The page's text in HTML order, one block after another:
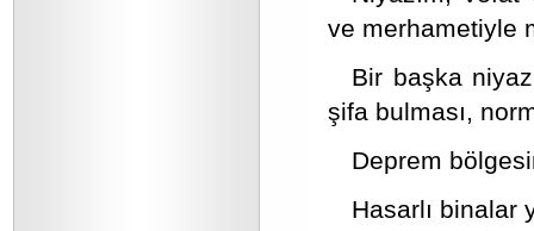
ve merhametiyle
Bir başka
şifa bulması,
Deprem
Hasarlı binalar